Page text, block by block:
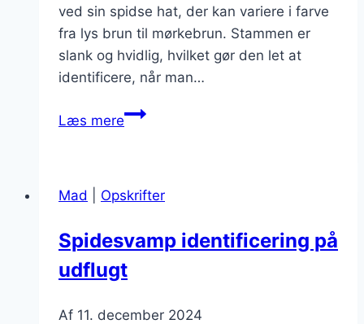
ved sin spidse hat, der kan variere i farve
fra lys brun til mørkebrun. Stammen er
slank og hvidlig, hvilket gør den let at
identificere, når man…
Læs mereSpids
Mad
Opskrifter
Spidesvamp identificering på
udflugt
Af 11. december 2024